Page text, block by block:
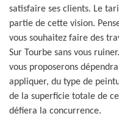
satisfaire ses clients. Le
partie de cette vision.
vous souhaitez faire des
Sur Tourbe sans vous
vous proposerons
appliquer, du type de
de la superficie totale de
défiera la concurrence.